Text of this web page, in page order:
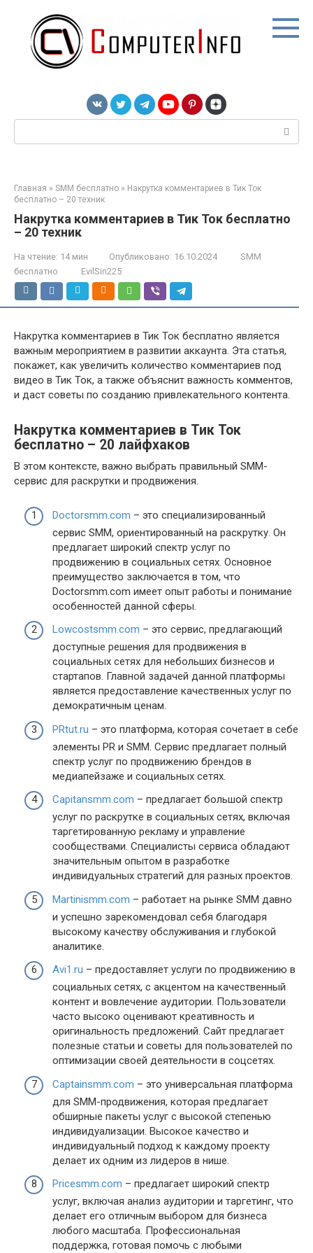
контенту
Главная » SMM бесплатно » Накрутка комментариев в Тик Ток
бесплатно – 20 техник
Накрутка комментариев в Тик Ток бесплатно
– 20 техник
На чтение: 14 мин Опубликовано: 16.10.2024
SMM
бесплатно
EvilSin225
Накрутка комментариев в Тик Ток бесплатно является
важным мероприятием в развитии аккаунта. Эта статья,
покажет, как увеличить количество комментариев под
видео в Тик Ток, а также объяснит важность комментов,
и даст советы по созданию привлекательного контента.
Накрутка комментариев в Тик Ток
бесплатно – 20 лайфхаков
В этом контексте, важно выбрать правильный SMM-
сервис для раскрутки и продвижения.
Doctorsmm.com – это специализированный
сервис SMM, ориентированный на раскрутку. Он
предлагает широкий спектр услуг по
продвижению в социальных сетях. Основное
преимущество заключается в том, что
Doctorsmm.com имеет опыт работы и понимание
особенностей данной сферы.
Lowcostsmm.com – это сервис, предлагающий
доступные решения для продвижения в
социальных сетях для небольших бизнесов и
стартапов. Главной задачей данной платформы
является предоставление качественных услуг по
демократичным ценам.
PRtut.ru – это платформа, которая сочетает в себе
элементы PR и SMM. Сервис предлагает полный
спектр услуг по продвижению брендов в
медиапейзаже и социальных сетях.
Capitansmm.com – предлагает большой спектр
услуг по раскрутке в социальных сетях, включая
таргетированную рекламу и управление
сообществами. Специалисты сервиса обладают
значительным опытом в разработке
индивидуальных стратегий для разных проектов.
Martinismm.com – работает на рынке SMM давно
и успешно зарекомендовал себя благодаря
высокому качеству обслуживания и глубокой
аналитике.
Avi1.ru – предоставляет услуги по продвижению в
социальных сетях, с акцентом на качественный
контент и вовлечение аудитории. Пользователи
часто высоко оценивают креативность и
оригинальность предложений. Сайт предлагает
полезные статьи и советы для пользователей по
оптимизации своей деятельности в соцсетях.
Captainsmm.com – это универсальная платформа
для SMM-продвижения, которая предлагает
обширные пакеты услуг с высокой степенью
индивидуализации. Высокое качество и
индивидуальный подход к каждому проекту
делает их одним из лидеров в нише.
Pricesmm.com – предлагает широкий спектр
услуг, включая анализ аудитории и таргетинг, что
делает его отличным выбором для бизнеса
любого масштаба. Профессиональная
поддержка, готовая помочь с любыми